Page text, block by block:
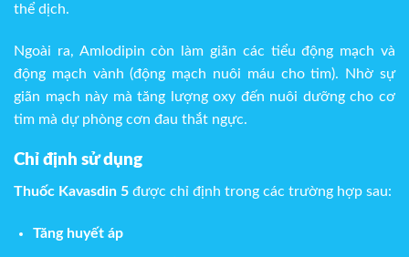
thể dịch.
Ngoài ra, Amlodipin còn làm giãn các tiểu động mạch và
động mạch vành (động mạch nuôi máu cho tim). Nhờ sự
giãn mạch này mà tăng lượng oxy đến nuôi dưỡng cho cơ
tim mà dự phòng cơn đau thắt ngực.
Chỉ định sử dụng
Thuốc Kavasdin 5 được chỉ định trong các trường hợp sau:
Tăng huyết áp